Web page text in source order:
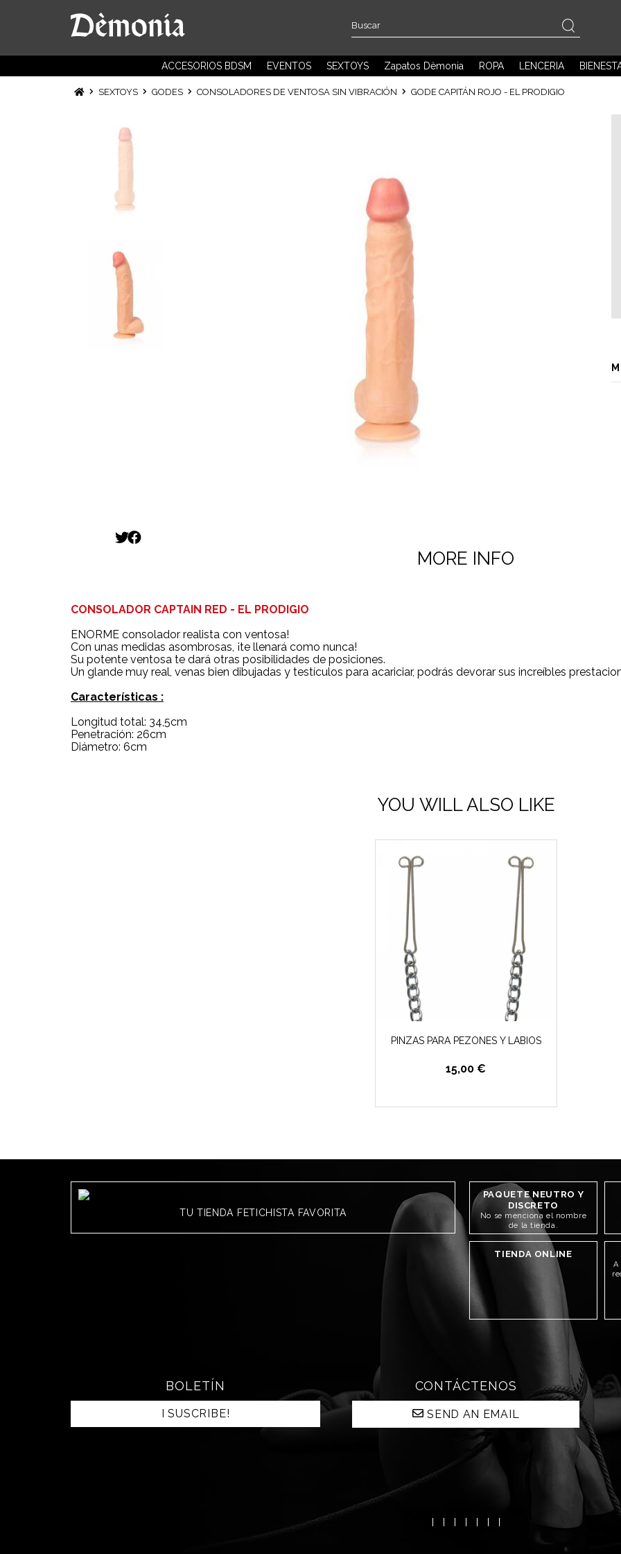
ACCESORIOS BDSM EVENTOS SEXTOYS Zapatos Dèmonia ROPA LENCERIA
SEXTOYS GODES CONSOLADORES DE VENTOSA SIN VIBRACIÓN GODE CAPITÁN ROJO - EL PRODIGIO
MORE INFO
CONSOLADOR CAPTAIN RED - EL PRODIGIO
ENORME consolador realista con ventosa!
Con unas medidas asombrosas, ¡te llenará como nunca!
Su potente ventosa te dará otras posibilidades de posiciones.
Un glande muy real, venas bien dibujadas y testículos para acariciar, podrás devorar sus increíbles
Características :
Longitud total: 34,5cm
Penetración: 26cm
Diámetro: 6cm
YOU WILL ALSO LIKE
PINZAS PARA PEZONES Y LABIOS
15,00 €
TU TIENDA FETICHISTA FAVORITA
PAQUETE NEUTRO Y
DISCRETO
No se menciona el nombre
de la tienda.
TIENDA ONLINE
A
BOLETÍN
I SUSCRIBE!
CONTÁCTENOS
SEND AN EMAIL